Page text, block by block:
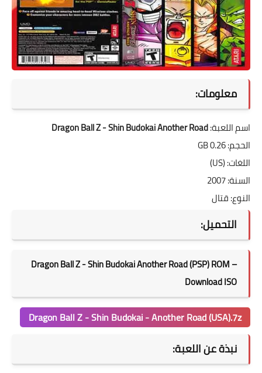
معلومات:
اسم اللعبة:Dragon Ball Z - Shin Budokai Another Road
الحجم: 0.26 GB
اللغات: (US)
السنة: 2007
النوع: قتال
التحميل:
Dragon Ball Z - Shin Budokai Another Road (PSP) ROM –
Download ISO
Dragon Ball Z - Shin Budokai - Another Road (USA).7z
نبذة عن اللعبة: